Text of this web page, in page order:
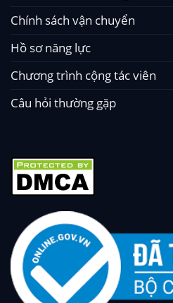
Chính sách vận chuyển
Hồ sơ năng lực
Chương trình cộng tác viên
Câu hỏi thường gặp